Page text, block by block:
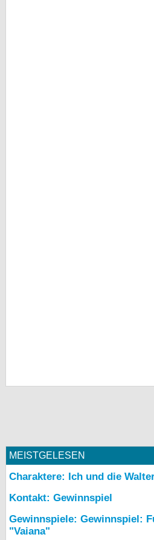
MEISTGELESEN
Charaktere: Ich und die
Kontakt: Gewinnspiel
Gewinnspiele: Gewinnspiel:
"Vaiana"